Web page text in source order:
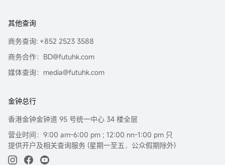
其他查询
商务查询: +852 2523 3588
商务合作：BD@futuhk.com
媒体查询：media@futuhk.com
金钟总行
香港金钟金钟道 95 号统一中心 34 楼全层
营业时间：9:00 am-6:00 pm ; 12:00 nn-1:00 pm 只
提供开户及相关查询服务 (星期一至五，公众假期除外)